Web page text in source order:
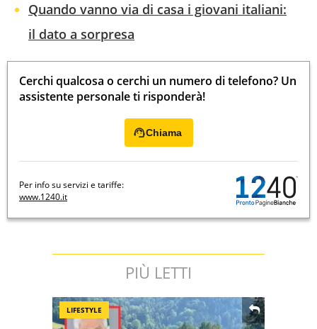
Quando vanno via di casa i giovani italiani:
il dato a sorpresa
Cerchi qualcosa o cerchi un numero di telefono? Un
assistente personale ti risponderà!
Chiama
Per info su servizi e tariffe:
www.1240.it
PIÙ LETTI
LIFESTYLE